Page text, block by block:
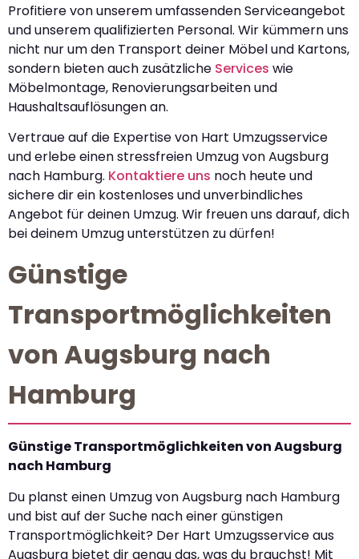
Profitiere von unserem umfassenden Serviceangebot
und unserem qualifizierten Personal. Wir kümmern uns
nicht nur um den Transport deiner Möbel und Kartons,
sondern bieten auch zusätzliche Services wie
Möbelmontage, Renovierungsarbeiten und
Haushaltsauflösungen an.
Vertraue auf die Expertise von Hart Umzugsservice
und erlebe einen stressfreien Umzug von Augsburg
nach Hamburg. Kontaktiere uns noch heute und
sichere dir ein kostenloses und unverbindliches
Angebot für deinen Umzug. Wir freuen uns darauf, dich
bei deinem Umzug unterstützen zu dürfen!
Günstige
Transportmöglichkeiten
von Augsburg nach
Hamburg
Günstige Transportmöglichkeiten von Augsburg
nach Hamburg
Du planst einen Umzug von Augsburg nach Hamburg
und bist auf der Suche nach einer günstigen
Transportmöglichkeit? Der Hart Umzugsservice aus
Augsburg bietet dir genau das, was du brauchst! Mit